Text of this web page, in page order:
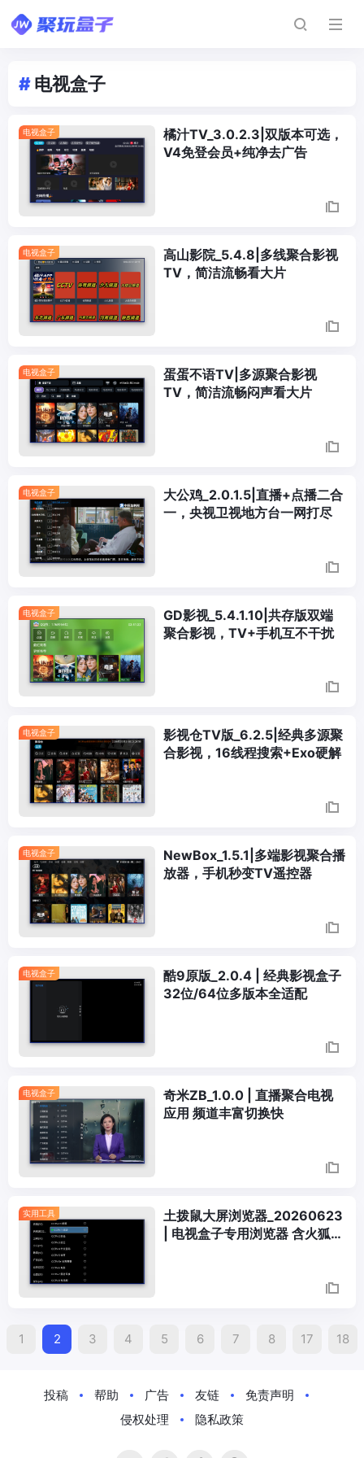
#电视盒子
电视盒子
橘汁TV_3.0.2.3|双版本可选，
V4免登会员+纯净去广告
电视盒子
高山影院_5.4.8|多线聚合影视
TV，简洁流畅看大片
电视盒子
蛋蛋不语TV|多源聚合影视
TV，简洁流畅闷声看大片
电视盒子
大公鸡_2.0.1.5|直播+点播二合
一，央视卫视地方台一网打尽
电视盒子
GD影视_5.4.1.10|共存版双端
聚合影视，TV+手机互不干扰
电视盒子
影视仓TV版_6.2.5|经典多源聚
合影视，16线程搜索+Exo硬解
电视盒子
NewBox_1.5.1|多端影视聚合播
放器，手机秒变TV遥控器
电视盒子
酷9原版_2.0.4 | 经典影视盒子
32位/64位多版本全适配
电视盒子
奇米ZB_1.0.0 | 直播聚合电视
应用 频道丰富切换快
实用工具
土拨鼠大屏浏览器_20260623
| 电视盒子专用浏览器 含火狐内
1 2 3 4 5 6 7 8 17 18
投稿 帮助 广告 友链
免责声明
侵权处理
隐私政策